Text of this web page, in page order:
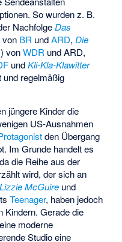
So wurden z. B.
NachfolgeDas
BR undARD,Die
vonWDR und ARD,
undKli-Kla-Klawitter
und regelmäßig
jüngere Kinder die
US-Ausnahmen
den Übergang
Im Grunde handelt es
die Reihe aus der
wird, der sich an
Lizzie McGuire und
Teenager, haben jedoch
Kindern. Gerade die
moderne
Studio eine